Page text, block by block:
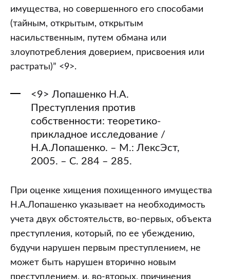
имущества, но совершенного его способами
(тайным, открытым, открытым
насильственным, путем обмана или
злоупотребления доверием, присвоения или
растраты)” <9>.
<9> Лопашенко Н.А.
Преступления против
собственности: теоретико-
прикладное исследование /
Н.А.Лопашенко. – М.: ЛексЭст,
2005. – С. 284 – 285.
При оценке хищения похищенного имущества
Н.А.Лопашенко указывает на необходимость
учета двух обстоятельств, во-первых, объекта
преступления, который, по ее убеждению,
будучи нарушен первым преступлением, не
может быть нарушен вторично новым
преступлением, и, во-вторых, причинения